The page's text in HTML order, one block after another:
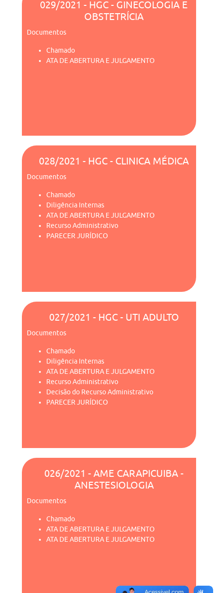
029/2021 - HGC - GINECOLOGIA E
OBSTETRÍCIA
Documentos
Chamado
ATA DE ABERTURA E JULGAMENTO
028/2021 - HGC - CLINICA MÉDICA
Documentos
Chamado
Diligência Internas
ATA DE ABERTURA E JULGAMENTO
Recurso Administrativo
PARECER JURÍDICO
027/2021 - HGC - UTI ADULTO
Documentos
Chamado
Diligência Internas
ATA DE ABERTURA E JULGAMENTO
Recurso Administrativo
Decisão do Recurso Administrativo
PARECER JURÍDICO
026/2021 - AME CARAPICUIBA -
ANESTESIOLOGIA
Documentos
Chamado
ATA DE ABERTURA E JULGAMENTO
ATA DE ABERTURA E JULGAMENTO